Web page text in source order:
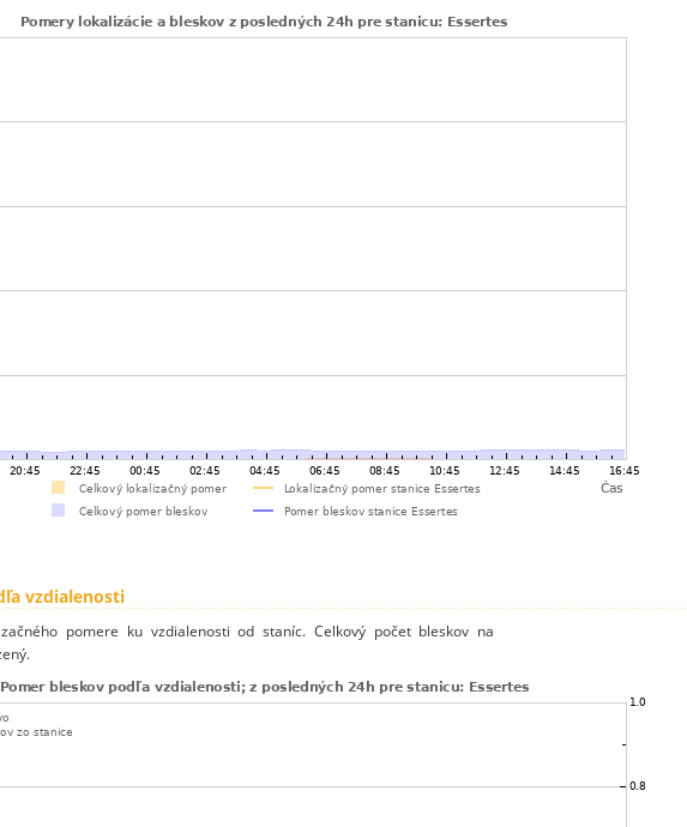
vzdialenosti
pomere ku vzdialenosti od staníc. Celkový počet bleskov na